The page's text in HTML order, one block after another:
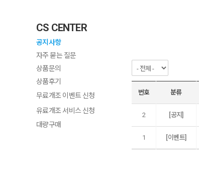
CS CENTER
공지사항
자주 묻는 질문
상품문의
상품후기
무료개조 이벤트 신청
유료개조 서비스 신청
대량구매
번호 분류
2 [공지]
1 [이벤트]